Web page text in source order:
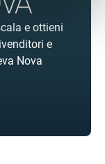
e ottieni
e
Nova